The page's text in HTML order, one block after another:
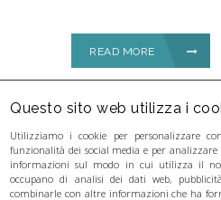
READ MORE
Questo sito web utilizza i
Utilizziamo i cookie per personalizzare
funzionalità dei social media e per
informazioni sul modo in cui utilizza il
occupano di analisi dei dati web,
combinarle con altre informazioni che ha